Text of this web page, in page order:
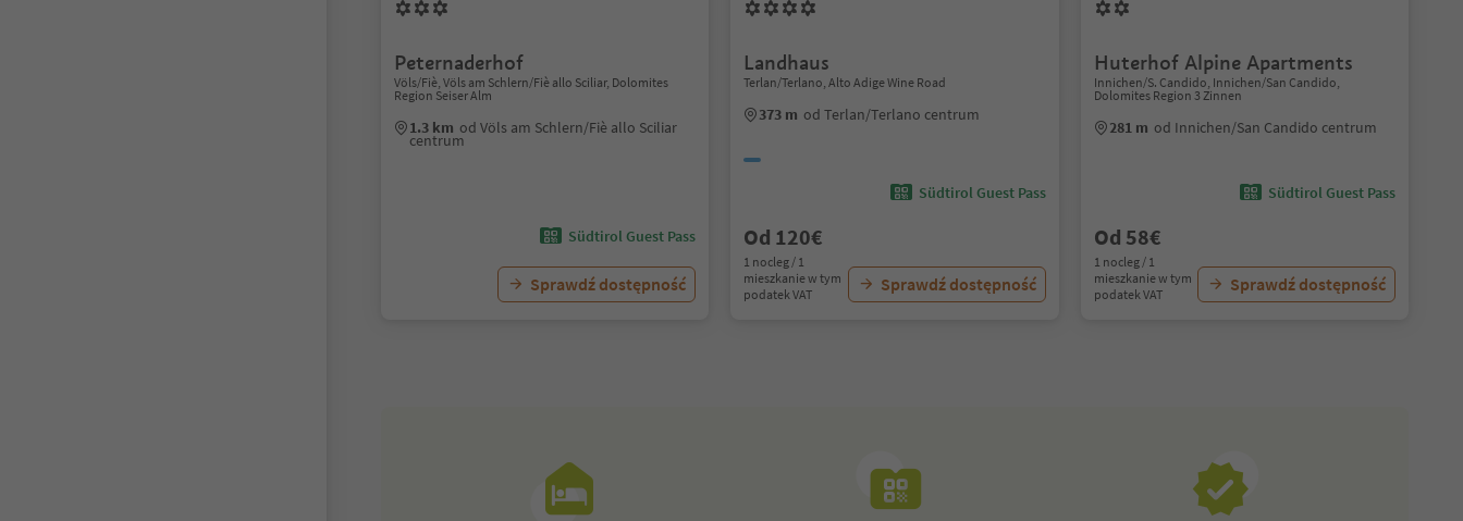
Peternaderhof
Völs/Fiè, Völs am Schlern/Fiè allo Sciliar, Dolomites
Region Seiser Alm
1.3 km od Völs am Schlern/Fiè allo Sciliar
centrum
Südtirol Guest Pass
Sprawdź dostępność
Landhaus
Terlan/Terlano, Alto Adige Wine Road
373 m od Terlan/Terlano centrum
Südtirol Guest Pass
Od 120€
1 nocleg / 1
mieszkanie w tym
podatek VAT
Sprawdź dostępność
Huterhof Alpine Apartments
Innichen/S. Candido, Innichen/San Candido,
Dolomites Region 3 Zinnen
281 m od Innichen/San Candido centrum
Südtirol Guest Pass
Od 58€
1 nocleg / 1
mieszkanie w tym
podatek VAT
Sprawdź dostępność